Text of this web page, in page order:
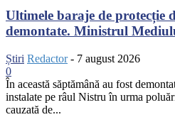
Ultimele baraje de protecție
demontate. Ministrul
Știri Redactor - 7 august 2026
0
În această săptămână au fost
instalate pe râul Nistru în urma
cauzată de...